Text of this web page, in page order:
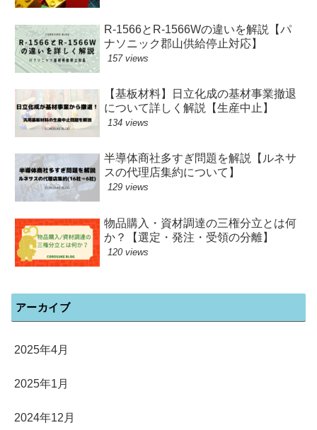
R-1566とR-1566Wの違いを解説【パ
ナソニック郡山供給停止対応】
157 views
【基板材料】日立化成の基材事業撤退
について詳しく解説【生産中止】
134 views
半導体商社多すぎ問題を解説【ルネサ
スの代理店集約について】
129 views
物品購入・資材調達の三権分立とは何
か？【選定・発注・受領の分離】
120 views
アーカイブ
2025年4月
2025年1月
2024年12月